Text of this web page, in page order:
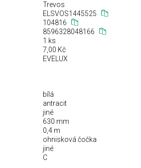
Trevos
ELSVOS1445525
104816
8596328048166
1 ks
7,00 Kč
EVELUX
bílá
antracit
jiné
630 mm
0,4 m
ohnisková čočka
jiné
C